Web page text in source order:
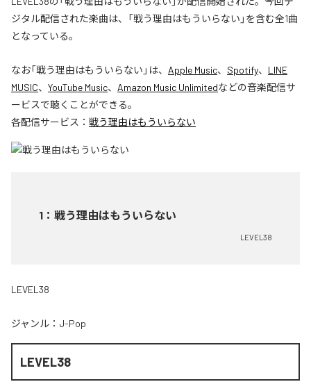
ジタル配信された楽曲は、「戦う理由はもういらない」を含む全1曲
となっている。
なお「戦う理由はもういらない 」は、 Apple Music、 Spotify、 LINE
MUSIC、 YouTube Music、 Amazon Music Unlimitedなどの音楽配信サ
ービスで聴くことができる。
各配信サービス： 戦う理由はもういらない
1 ： 戦う理由はもういらない
LEVEL38
LEVEL38
ジャンル： J-Pop
LEVEL38